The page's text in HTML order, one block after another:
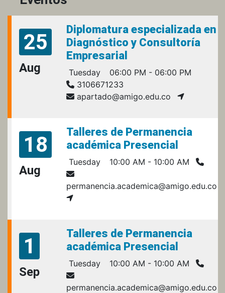
25
Aug
Diplomatura especializada en
Diagnóstico y Consultoría
Empresarial
Tuesday
06:00 PM - 06:00 PM
3106671233
apartado@amigo.edu.co
18
Aug
Talleres de Permanencia
académica Presencial
Tuesday 10:00 AM - 10:00 AM
permanencia.academica@amigo.edu.co
1
Sep
Talleres de Permanencia
académica Presencial
Tuesday 10:00 AM - 10:00 AM
permanencia.academica@amigo.edu.co